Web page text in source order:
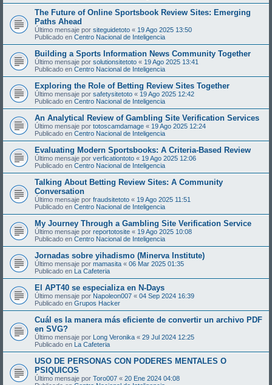
The Future of Online Sportsbook Review Sites: Emerging
Paths Ahead
Último mensaje por siteguidetoto « 19 Ago 2025 13:50
Publicado en Centro Nacional de Inteligencia
Building a Sports Information News Community Together
Último mensaje por solutionsitetoto « 19 Ago 2025 13:41
Publicado en Centro Nacional de Inteligencia
Exploring the Role of Betting Review Sites Together
Último mensaje por safetysitetoto « 19 Ago 2025 12:42
Publicado en Centro Nacional de Inteligencia
An Analytical Review of Gambling Site Verification Services
Último mensaje por totoscamdamage « 19 Ago 2025 12:24
Publicado en Centro Nacional de Inteligencia
Evaluating Modern Sportsbooks: A Criteria-Based Review
Último mensaje por verficationtoto « 19 Ago 2025 12:06
Publicado en Centro Nacional de Inteligencia
Talking About Betting Review Sites: A Community
Conversation
Último mensaje por fraudsitetoto « 19 Ago 2025 11:51
Publicado en Centro Nacional de Inteligencia
My Journey Through a Gambling Site Verification Service
Último mensaje por reportotosite « 19 Ago 2025 10:08
Publicado en Centro Nacional de Inteligencia
Jornadas sobre yihadismo (Minerva Institute)
Último mensaje por mamasita « 06 Mar 2025 01:35
Publicado en La Cafeteria
El APT40 se especializa en N-Days
Último mensaje por Napoleon007 « 04 Sep 2024 16:39
Publicado en Grupos Hacker
Cuál es la manera más eficiente de convertir un archivo PDF
en SVG?
Último mensaje por Long Veronika « 29 Jul 2024 12:25
Publicado en La Cafeteria
USO DE PERSONAS CON PODERES MENTALES O
PSIQUICOS
Último mensaje por Toro007 « 20 Ene 2024 04:08